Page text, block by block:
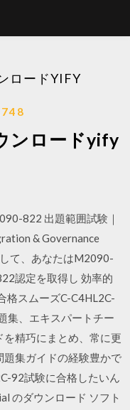
ロードYIFY
ンロードyify
822 出題範囲試験｜
& Governance
て、あなたはM2090-
認定を取得し 効率的
格スムーズC-C4HL2C-
集、エキスパートチー
精巧にまとめ、常に更
集ガイドの経験豊かで
92試験に合格したいん
のダウンロード ソフト